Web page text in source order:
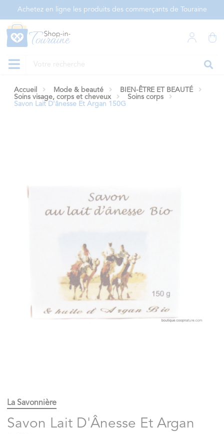
Achetez en ligne les produits des commerçants de Touraine
Accueil Mode & beauté
BIEN-ÊTRE ET BEAUTÉ
Soins visage, corps et cheveux
Soins corps
Savon Lait D'ânesse Et Argan 150G
La Savonnière
Savon Lait D'Ânesse Et Argan
Panneau de gestion des cookies